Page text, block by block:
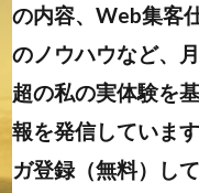
の内容、Web集客
のノウハウなど、
超の私の実体験を
報を発信しています
ガ登録（無料）し